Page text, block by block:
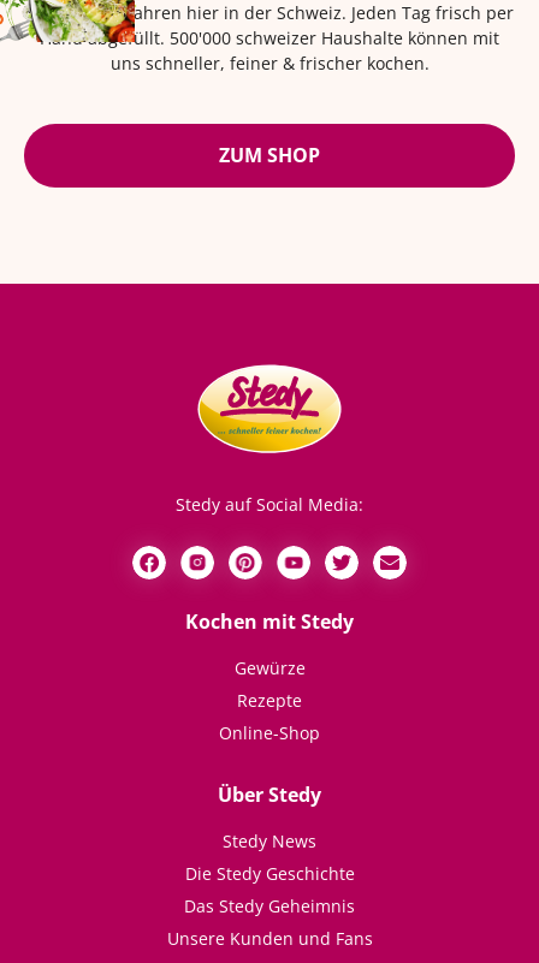
Seit über 42 Jahren hier in der Schweiz. Jeden Tag frisch per
Hand abgefüllt. 500'000 schweizer Haushalte können mit
uns schneller, feiner & frischer kochen.
ZUM SHOP
Stedy auf Social Media:
Kochen mit Stedy
Gewürze
Rezepte
Online-Shop
Über Stedy
Stedy News
Die Stedy Geschichte
Das Stedy Geheimnis
Unsere Kunden und Fans